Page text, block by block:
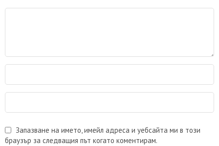
Запазване на името, имейл адреса и уебсайта ми в този
браузър за следващия път когато коментирам.